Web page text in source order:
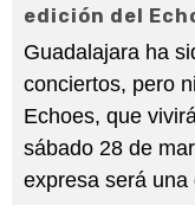
edición del
Guadalajara ha
conciertos, pero
Echoes, que
sábado 28 de
expresa será